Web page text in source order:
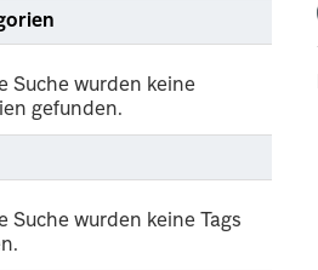
Suche wurden keine
gefunden.
Suche wurden keine Tags